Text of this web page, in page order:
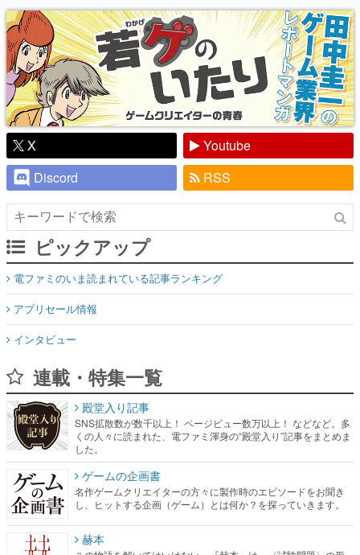
り】
X
Youtube
Discord
RSS
ピックアップ
電ファミのいま読まれている記事ランキング
アプリセール情報
インタビュー
連載・特集一覧
殿堂入り記事
SNS拡散数が数千以上！ ページビュー数万以上！ などなど。多
くの人々に読まれた、電ファミ渾身の“殿堂入り”記事をまとめま
した。
ゲームの企画書
名作ゲームクリエイターの方々に製作時のエピソードをお聞き
し、ヒットする企画（ゲーム）とは何か？を探っていきます。
赫本